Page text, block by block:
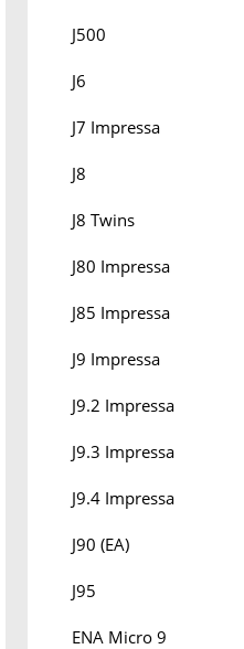
J500
J6
J7 Impressa
J8
J8 Twins
J80 Impressa
J85 Impressa
J9 Impressa
J9.2 Impressa
J9.3 Impressa
J9.4 Impressa
J90 (EA)
J95
ENA Micro 9